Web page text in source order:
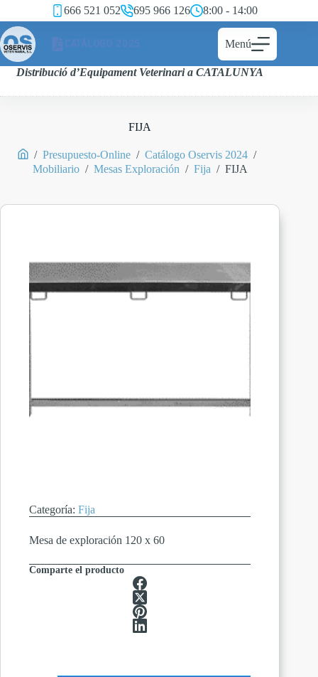
666 521 052 695 966 126 8:00 - 14:00
CATÁLOGO 2025 Menú
Distribució d’Equipament Veterinari a CATALUNYA
FIJA
/ Presupuesto-Online / Catálogo Oservis 2024 /
Mobiliario / Mesas Exploración / Fija / FIJA
Categoría: Fija
Mesa de exploración 120 x 60
Comparte el producto